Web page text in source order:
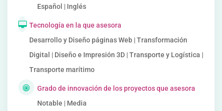
Español | Inglés
Tecnología en la que asesora
Desarrollo y Diseño páginas Web | Transformación
Digital | Diseño e Impresión 3D | Transporte y Logística |
Transporte marítimo
Grado de innovación de los proyectos que asesora
Notable | Media